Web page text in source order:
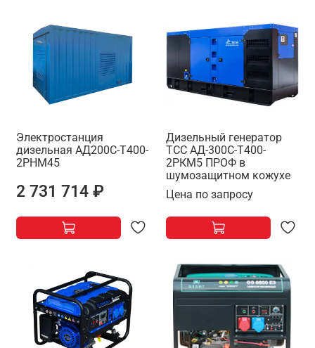
Электростанция
дизельная АД200С-Т400-
2РНМ45
2 731 714 ₽
Дизельный генератор
ТСС АД-300С-Т400-
2РКМ5 ПРОФ в
шумозащитном кожухе
Цена по запросу